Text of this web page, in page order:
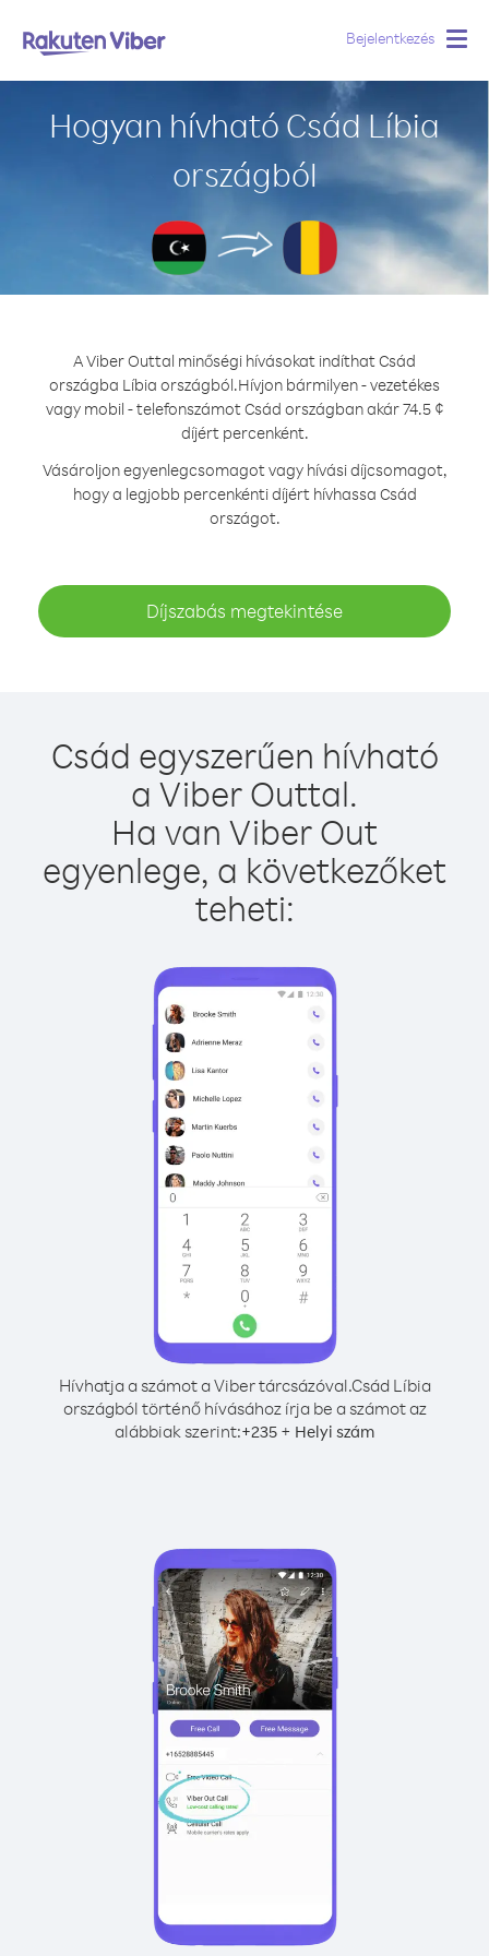
Bejelentkezés
Hogyan hívható Csád Líbia
országból
A Viber Outtal minőségi hívásokat indíthat Csád
országba Líbia országból.Hívjon bármilyen - vezetékes
vagy mobil - telefonszámot Csád országban akár 74.5 ¢
díjért percenként.
Vásároljon egyenlegcsomagot vagy hívási díjcsomagot,
hogy a legjobb percenkénti díjért hívhassa Csád
országot.
Díjszabás megtekintése
Csád egyszerűen hívható
a Viber Outtal.
Ha van Viber Out
egyenlege, a következőket
teheti:
Hívhatja a számot a Viber tárcsázóval.Csád Líbia
országból történő hívásához írja be a számot az
alábbiak szerint:+235 + Helyi szám